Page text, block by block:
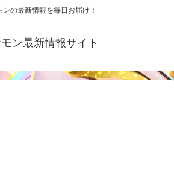
ンの最新情報を毎日お届け！
ン最新情報サイト